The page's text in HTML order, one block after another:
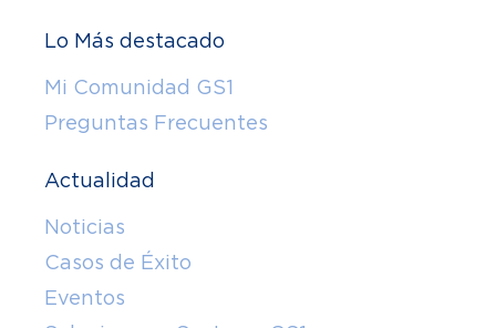
Lo Más destacado
Mi Comunidad GS1
Preguntas Frecuentes
Actualidad
Noticias
Casos de Éxito
Eventos